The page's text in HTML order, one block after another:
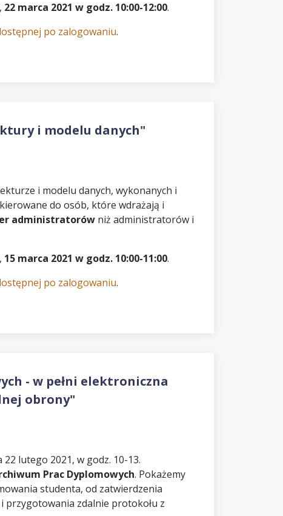
22 marca 2021 w godz. 10:00-12:00.
po zalogowaniu.
i modelu danych"
i modelu danych, wykonanych i
do osób, które wdrażają i
administratorów niż administratorów i
15 marca 2021 w godz. 10:00-11:00.
po zalogowaniu.
- w pełni elektroniczna
obrony"
22 lutego 2021, w godz. 10-13.
Prac Dyplomowych. Pokażemy
studenta, od zatwierdzenia
przygotowania zdalnie protokołu z